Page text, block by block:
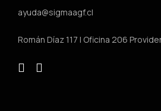
ayuda@sigmaagf.cl
Román Díaz 117 | Oficina 206